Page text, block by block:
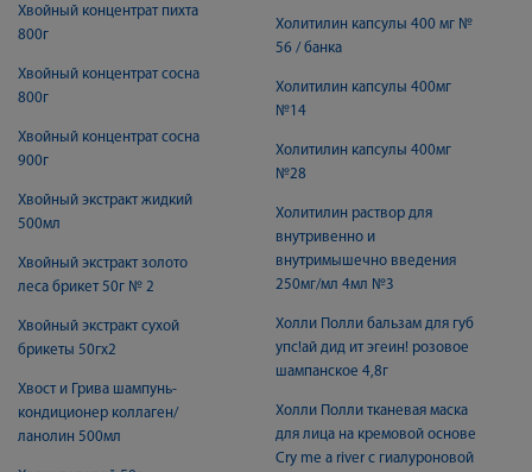
Хвойный концентрат пихта
800г
Хвойный концентрат сосна
800г
Хвойный концентрат сосна
900г
Хвойный экстракт жидкий
500мл
Хвойный экстракт золото
леса брикет 50г № 2
Хвойный экстракт сухой
брикеты 50гх2
Хвост и Грива шампунь-
кондиционер коллаген/
ланолин 500мл
Холитилин капсулы 400 мг №
56 / банка
Холитилин капсулы 400мг
№14
Холитилин капсулы 400мг
№28
Холитилин раствор для
внутривенно и
внутримышечно введения
250мг/мл 4мл №3
Холли Полли бальзам для губ
упс!ай дид ит эгеин! розовое
шампанское 4,8г
Холли Полли тканевая маска
для лица на кремовой основе
Cry me a river с гиалуроновой